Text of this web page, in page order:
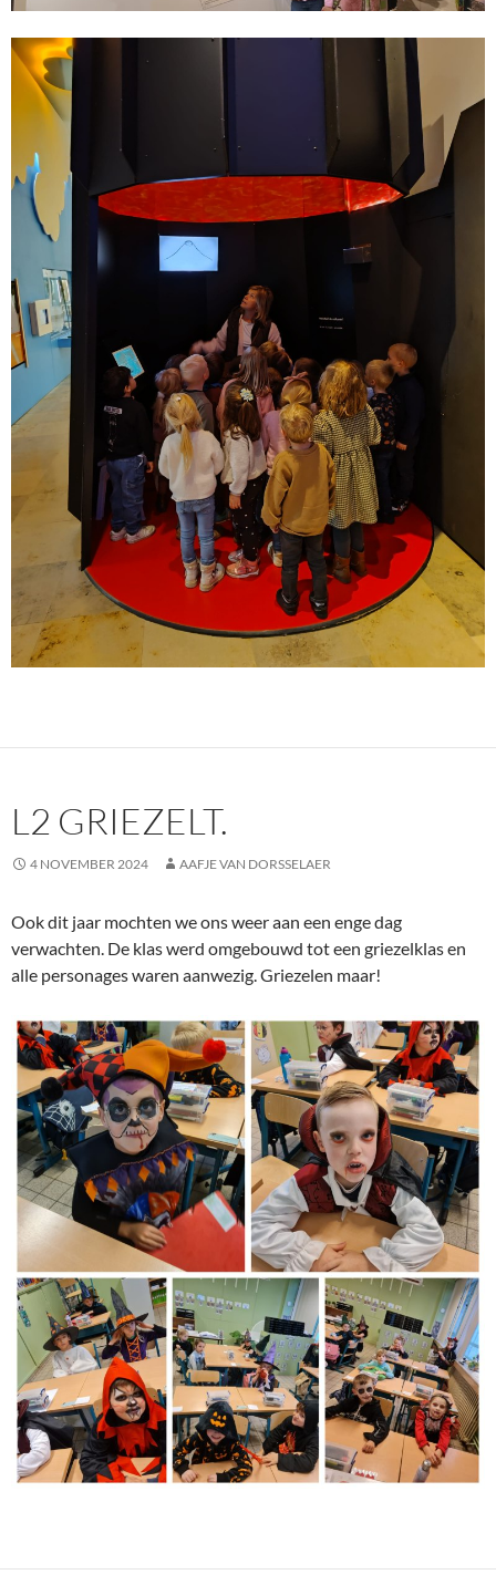
L2 GRIEZELT.
4 NOVEMBER 2024 AAFJE VAN DORSSELAER
Ook dit jaar mochten we ons weer aan een enge dag
verwachten. De klas werd omgebouwd tot een griezelklas en
alle personages waren aanwezig. Griezelen maar!